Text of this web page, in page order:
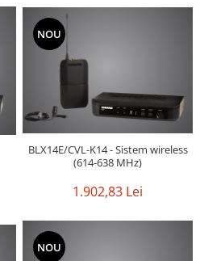
NOU
BLX14E/CVL-K14 - Sistem wireless
(614-638 MHz)
1.902,83 Lei
NOU